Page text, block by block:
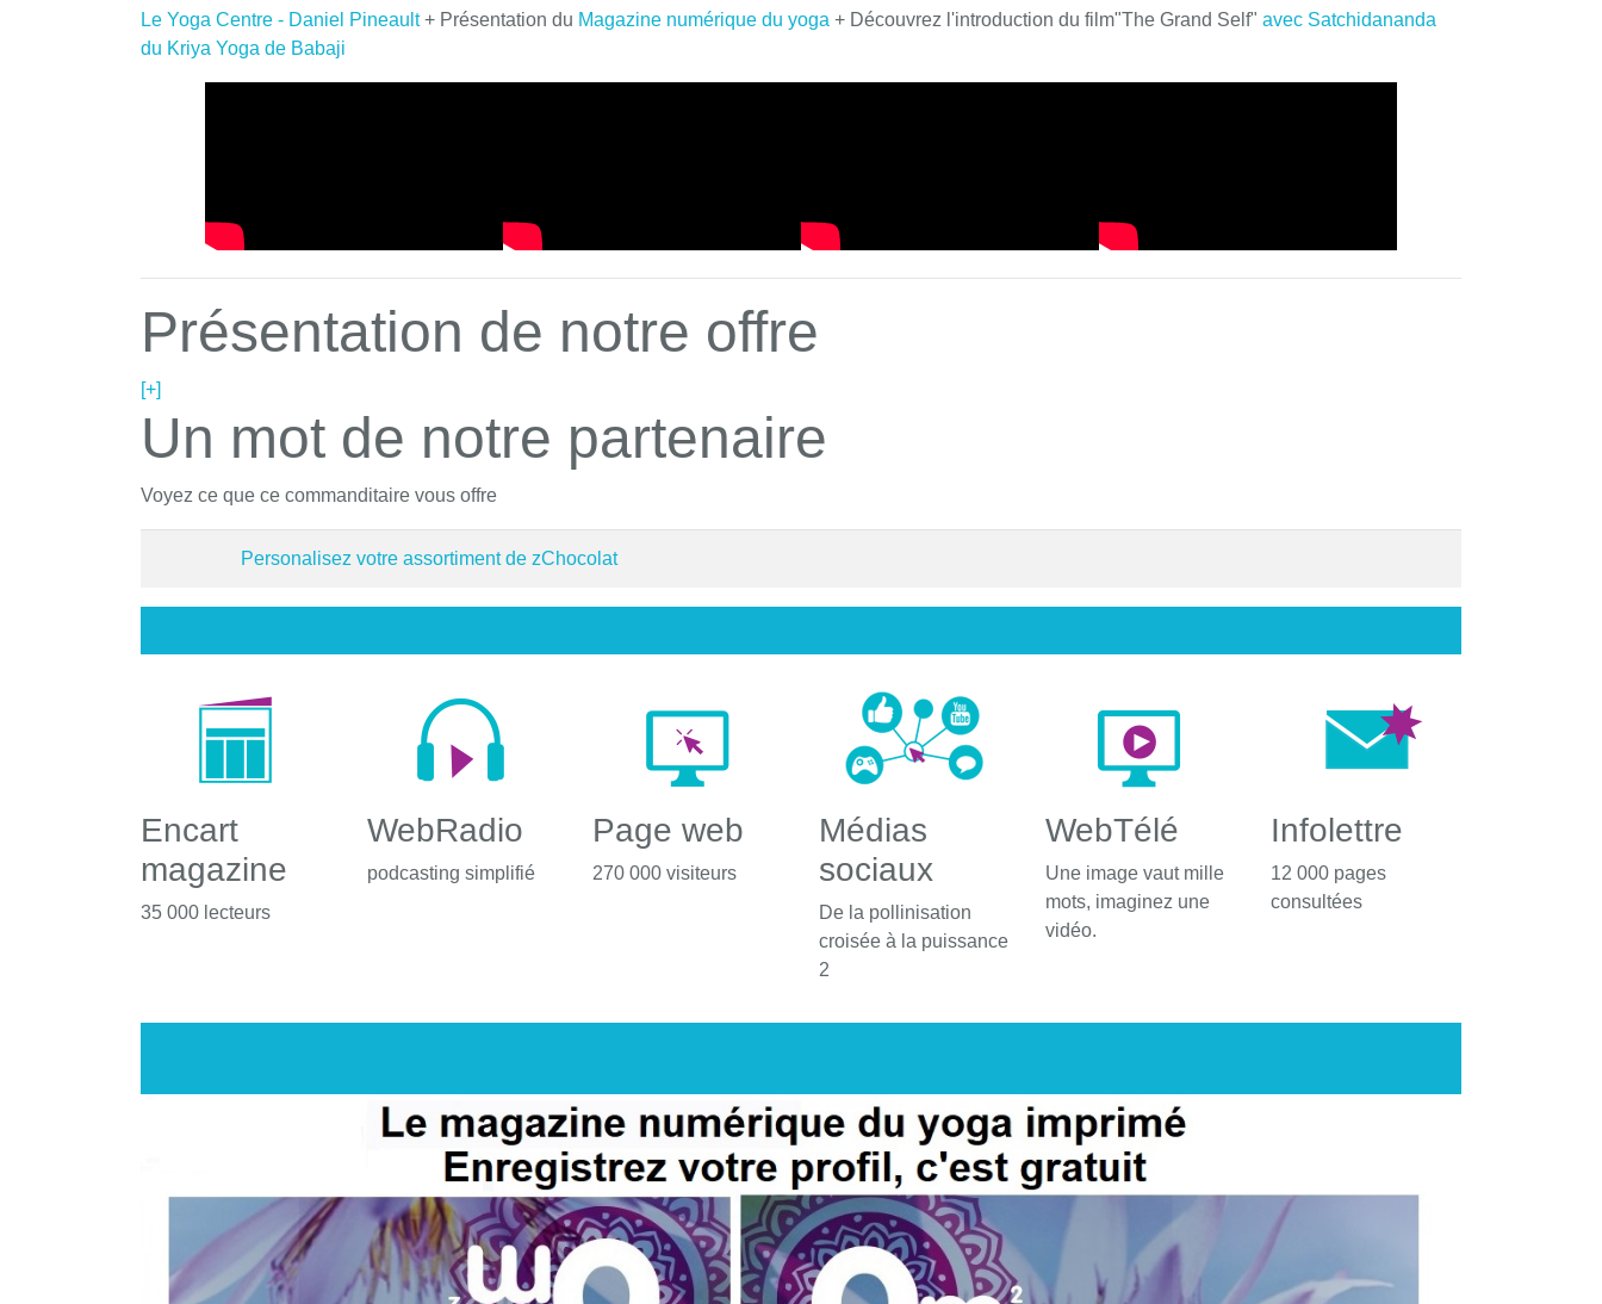
Le Yoga Centre - Daniel Pineault+ Présentation du Magazine numérique du yoga + Découvrez l'introduction du film"The Grand Self" avec Satchidananda
du Kriya Yoga de Babaji
Présentation de notre offre
[+]
Un mot de notre partenaire
Voyez ce que ce commanditaire vous offre
Personalisez votre assortiment de zChocolat
Encart
magazine
35 000 lecteurs
WebRadio
podcasting simplifié
Page web
270 000 visiteurs
Médias
sociaux
De la pollinisation
croisée à la puissance
2
WebTélé
Une image vaut mille
mots, imaginez une
vidéo.
Infolettre
12 000 pages
consultées